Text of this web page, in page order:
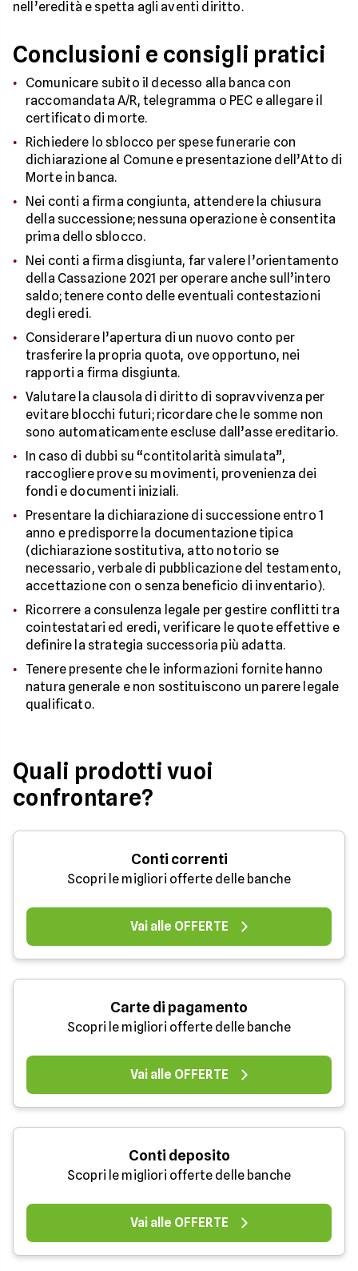
nell’eredità e spetta agli aventi diritto.
Conclusioni e consigli pratici
Comunicare subito il decesso alla banca con
raccomandata A/R, telegramma o PEC e allegare il
certificato di morte.
Richiedere lo sblocco per spese funerarie con
dichiarazione al Comune e presentazione dell’Atto di
Morte in banca.
Nei conti a firma congiunta, attendere la chiusura
della successione; nessuna operazione è consentita
prima dello sblocco.
Nei conti a firma disgiunta, far valere l’orientamento
della Cassazione 2021 per operare anche sull’intero
saldo; tenere conto delle eventuali contestazioni
degli eredi.
Considerare l’apertura di un nuovo conto per
trasferire la propria quota, ove opportuno, nei
rapporti a firma disgiunta.
Valutare la clausola di diritto di sopravvivenza per
evitare blocchi futuri; ricordare che le somme non
sono automaticamente escluse dall’asse ereditario.
In caso di dubbi su “contitolarità simulata”,
raccogliere prove su movimenti, provenienza dei
fondi e documenti iniziali.
Presentare la dichiarazione di successione entro 1
anno e predisporre la documentazione tipica
(dichiarazione sostitutiva, atto notorio se
necessario, verbale di pubblicazione del testamento,
accettazione con o senza beneficio di inventario).
Ricorrere a consulenza legale per gestire conflitti tra
cointestatari ed eredi, verificare le quote effettive e
definire la strategia successoria più adatta.
Tenere presente che le informazioni fornite hanno
natura generale e non sostituiscono un parere legale
qualificato.
Quali prodotti vuoi
confrontare?
Conti correnti
Scopri le migliori offerte delle banche
Vai alle OFFERTE
Carte di pagamento
Scopri le migliori offerte delle banche
Vai alle OFFERTE
Conti deposito
Scopri le migliori offerte delle banche
Vai alle OFFERTE